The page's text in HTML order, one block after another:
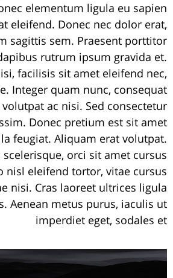
elementum ligula eu sapien
eleifend. Donec nec dolor erat,
sagittis sem. Praesent porttitor
rutrum ipsum gravida et.
facilisis sit amet eleifend nec,
Integer quam nunc, consequat
volutpat ac nisi. Sed consectetur
Donec pretium est sit amet
feugiat. Aliquam erat volutpat.
scelerisque, orci sit amet cursus
nisl eleifend tortor, vitae cursus
nisi. Cras laoreet ultrices ligula
Aenean metus purus, iaculis ut
imperdiet eget, sodales et